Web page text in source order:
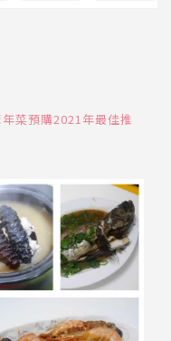
菜預購2021年最佳推